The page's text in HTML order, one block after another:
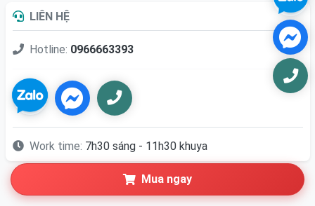
Mua ngay
LIÊN HỆ
Hotline: 0966663393
Work time: 7h30 sáng - 11h30 khuya